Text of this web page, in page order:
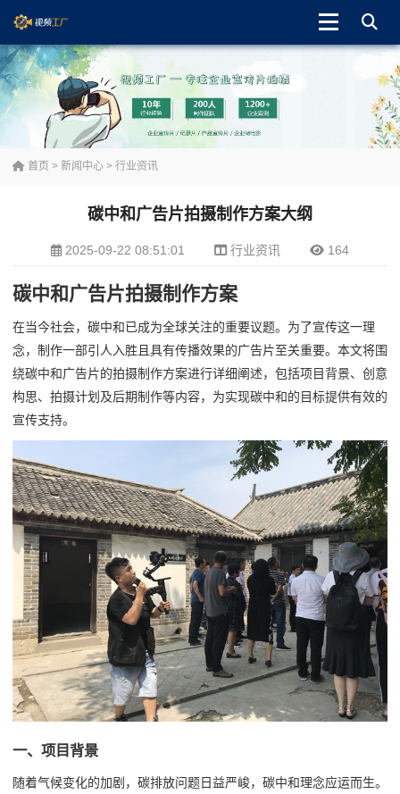
首页 > 新闻中心 > 行业资讯
碳中和广告片拍摄制作方案大纲
2025-09-22 08:51:01 行业资讯 164
碳中和广告片拍摄制作方案
在当今社会，碳中和已成为全球关注的重要议题。为了宣传这一理
念，制作一部引人入胜且具有传播效果的广告片至关重要。本文将围
绕碳中和广告片的拍摄制作方案进行详细阐述，包括项目背景、创意
构思、拍摄计划及后期制作等内容，为实现碳中和的目标提供有效的
宣传支持。
一、项目背景
随着气候变化的加剧，碳排放问题日益严峻，碳中和理念应运而生。